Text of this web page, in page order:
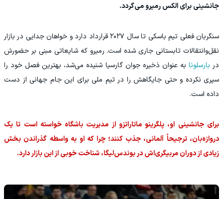
جانشینی برای الکس رمیرو می‌گردد.
سنگربان فعلی تیم باسکی تا سال ۲۰۲۷ قرارداد دارد و خواهان جدایی در بازار
نقل‌وانتقالات تابستانی جاری شده است. رمیرو که شایعاتی مبنی بر حضورش
در بارسلونا به عنوان ذخیره جوان گارسیا شنیده می‌شد، بهترین فصل خود را
سپری نکرده و حتی جایگاهش را در تیم ملی برای این جام جهانی از دست
داده است.
برای جانشینی او، پلگرینو ماتاراتزو از مدیریت باشگاه خواسته است تا یک
دروازه‌بان، ترجیحاً آلمانی، جذب کنند؛ چرا که او به واسطه گذراندن بخش
زیادی از دوران مربیگری‌اش در بوندس‌لیگا، شناخت خوبی از این بازار دارد.